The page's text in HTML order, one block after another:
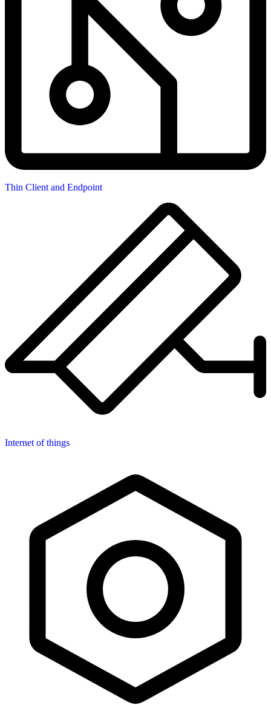
Thin Client and Endpoint
Internet of things